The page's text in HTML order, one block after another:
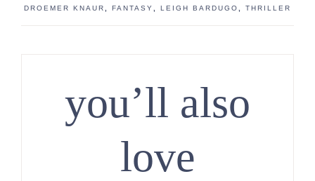
DROEMER KNAUR
FANTASY LEIGH BARDUGO THRILLER
you’ll also
love